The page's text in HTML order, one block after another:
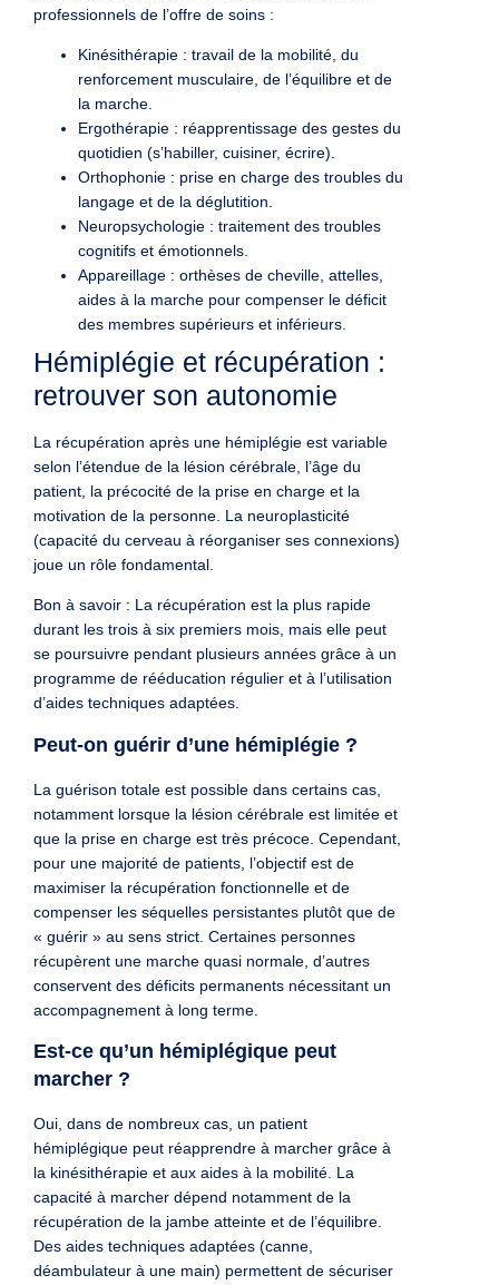
professionnels de l’offre de soins :
Kinésithérapie : travail de la mobilité, du
renforcement musculaire, de l’équilibre et de
la marche.
Ergothérapie : réapprentissage des gestes du
quotidien (s’habiller, cuisiner, écrire).
Orthophonie : prise en charge des troubles du
langage et de la déglutition.
Neuropsychologie : traitement des troubles
cognitifs et émotionnels.
Appareillage : orthèses de cheville, attelles,
aides à la marche pour compenser le déficit
des membres supérieurs et inférieurs.
Hémiplégie et récupération :
retrouver son autonomie
La récupération après une hémiplégie est variable
selon l’étendue de la lésion cérébrale, l’âge du
patient, la précocité de la prise en charge et la
motivation de la personne. La neuroplasticité
(capacité du cerveau à réorganiser ses connexions)
joue un rôle fondamental.
Bon à savoir : La récupération est la plus rapide
durant les trois à six premiers mois, mais elle peut
se poursuivre pendant plusieurs années grâce à un
programme de rééducation régulier et à l’utilisation
d’aides techniques adaptées.
Peut-on guérir d’une hémiplégie ?
La guérison totale est possible dans certains cas,
notamment lorsque la lésion cérébrale est limitée et
que la prise en charge est très précoce. Cependant,
pour une majorité de patients, l’objectif est de
maximiser la récupération fonctionnelle et de
compenser les séquelles persistantes plutôt que de
« guérir » au sens strict. Certaines personnes
récupèrent une marche quasi normale, d’autres
conservent des déficits permanents nécessitant un
accompagnement à long terme.
Est-ce qu’un hémiplégique peut
marcher ?
Oui, dans de nombreux cas, un patient
hémiplégique peut réapprendre à marcher grâce à
la kinésithérapie et aux aides à la mobilité. La
capacité à marcher dépend notamment de la
récupération de la jambe atteinte et de l’équilibre.
Des aides techniques adaptées (canne,
déambulateur à une main) permettent de sécuriser